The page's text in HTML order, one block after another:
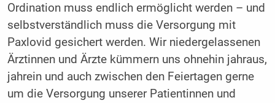
Ordination muss endlich ermöglicht werden – und
selbstverständlich muss die Versorgung mit
Paxlovid gesichert werden. Wir niedergelassenen
Ärztinnen und Ärzte kümmern uns ohnehin jahraus,
jahrein und auch zwischen den Feiertagen gerne
um die Versorgung unserer Patientinnen und